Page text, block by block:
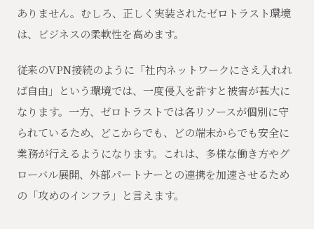
ありません。むしろ、正しく実装されたゼロトラスト環境
は、ビジネスの柔軟性を高めます。
従来のVPN接続のように「社内ネットワークにさえ入れれ
ば自由」という環境では、一度侵入を許すと被害が甚大に
なります。一方、ゼロトラストでは各リソースが個別に守
られているため、どこからでも、どの端末からでも安全に
業務が行えるようになります。これは、多様な働き方やグ
ローバル展開、外部パートナーとの連携を加速させるため
の「攻めのインフラ」と言えます。